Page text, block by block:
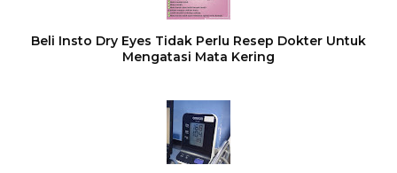
Beli Insto Dry Eyes Tidak Perlu Resep Dokter Untuk
Mengatasi Mata Kering